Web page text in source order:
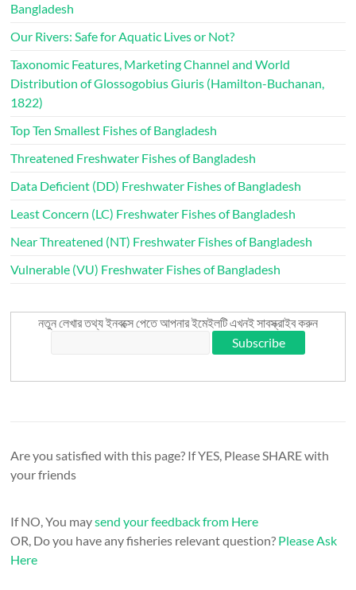
Bangladesh
Our Rivers: Safe for Aquatic Lives or Not?
Taxonomic Features, Marketing Channel and World
Distribution of Glossogobius Giuris (Hamilton-Buchanan,
1822)
Top Ten Smallest Fishes of Bangladesh
Threatened Freshwater Fishes of Bangladesh
Data Deficient (DD) Freshwater Fishes of Bangladesh
Least Concern (LC) Freshwater Fishes of Bangladesh
Near Threatened (NT) Freshwater Fishes of Bangladesh
Vulnerable (VU) Freshwater Fishes of Bangladesh
নতুন লেখার তথ্য ইনবক্সে পেতে আপনার ইমেইলটি এখনই সাবস্ক্রাইব করুন
Are you satisfied with this page? If YES, Please SHARE with
your friends
If NO, You maysend your feedback from Here
OR, Do you have any fisheries relevant question? Please Ask
Here